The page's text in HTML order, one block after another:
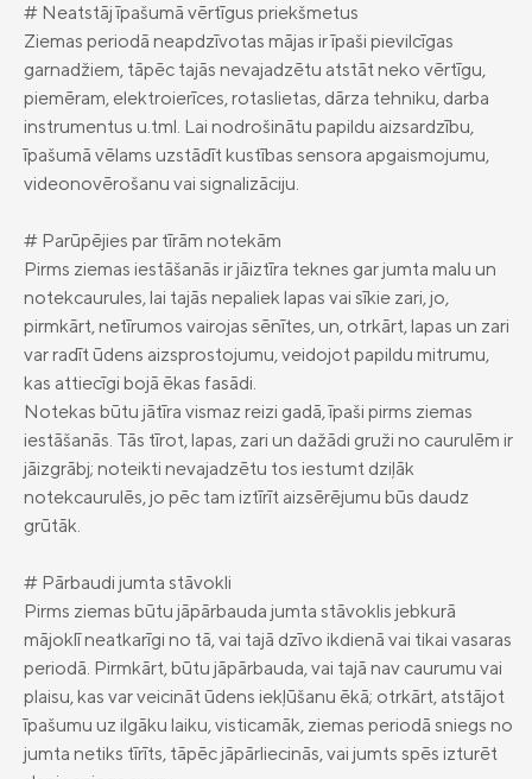
Ieguldījumu fondi
Fondu vienību cenas
Papildapdrošināšana
Compensa Life mobilā aplikācija
Compensa Seesam attālinātās ārstu
konsultācijas
Compensa Life Vienna Insurance Group
SE Latvijas filiāles kontakti
„Compensa Vienna Insurance Group”
ADB Latvijas filiāles kontakti
Jaunumi
Par mums
Ilgtspēja
Apdrošināšanas izplatītāji
Pieejamības paziņojums
Vieglā valoda
Kontakti
Karjera
# Neatstāj īpašumā vērtīgus priekšmetus
Ziemas periodā neapdzīvotas mājas ir īpaši pievilcīgas
garnadžiem, tāpēc tajās nevajadzētu atstāt neko vērtīgu,
piemēram, elektroierīces, rotaslietas, dārza tehniku, darba
instrumentus u.tml. Lai nodrošinātu papildu aizsardzību,
īpašumā vēlams uzstādīt kustības sensora apgaismojumu,
videonovērošanu vai signalizāciju.
# Parūpējies par tīrām notekām
Pirms ziemas iestāšanās ir jāiztīra teknes gar jumta malu un
notekcaurules, lai tajās nepaliek lapas vai sīkie zari, jo,
pirmkārt, netīrumos vairojas sēnītes, un, otrkārt, lapas un zari
var radīt ūdens aizsprostojumu, veidojot papildu mitrumu,
kas attiecīgi bojā ēkas fasādi.
Notekas būtu jātīra vismaz reizi gadā, īpaši pirms ziemas
iestāšanās. Tās tīrot, lapas, zari un dažādi gruži no caurulēm ir
jāizgrābj; noteikti nevajadzētu tos iestumt dziļāk
notekcaurulēs, jo pēc tam iztīrīt aizsērējumu būs daudz
grūtāk.
# Pārbaudi jumta stāvokli
Pirms ziemas būtu jāpārbauda jumta stāvoklis jebkurā
mājoklī neatkarīgi no tā, vai tajā dzīvo ikdienā vai tikai vasaras
periodā. Pirmkārt, būtu jāpārbauda, vai tajā nav caurumu vai
plaisu, kas var veicināt ūdens iekļūšanu ēkā; otrkārt, atstājot
īpašumu uz ilgāku laiku, visticamāk, ziemas periodā sniegs no
jumta netiks tīrīts, tāpēc jāpārliecinās, vai jumts spēs izturēt